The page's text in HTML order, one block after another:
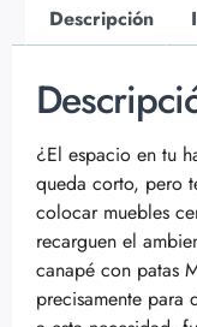
Descripción
¿El espacio en tu
queda corto, pero
colocar muebles
recarguen el
canapé con patas
precisamente para